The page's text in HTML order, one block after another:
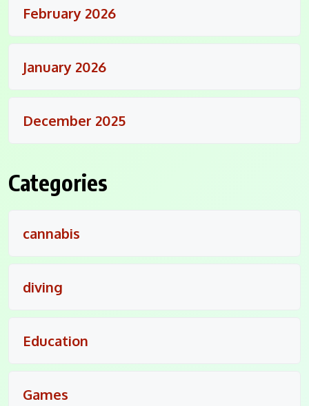
February 2026
January 2026
December 2025
Categories
cannabis
diving
Education
Games